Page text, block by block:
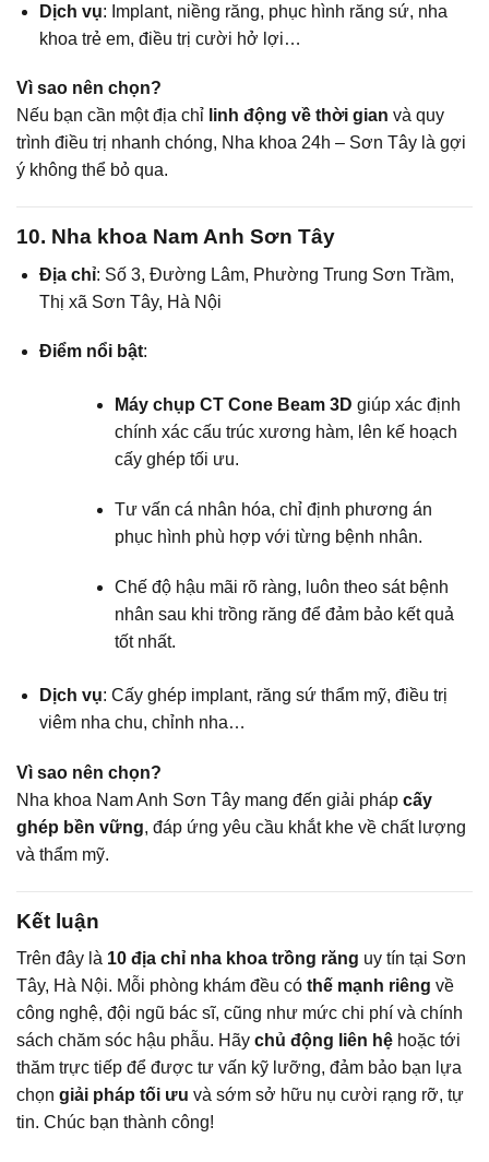
Dịch vụ: Implant, niềng răng, phục hình răng sứ, nha
khoa trẻ em, điều trị cười hở lợi…
Vì sao nên chọn?
Nếu bạn cần một địa chỉ linh động về thời gian và quy
trình điều trị nhanh chóng, Nha khoa 24h – Sơn Tây là gợi
ý không thể bỏ qua.
10. Nha khoa Nam Anh Sơn Tây
Địa chỉ: Số 3, Đường Lâm, Phường Trung Sơn Trầm,
Thị xã Sơn Tây, Hà Nội
Điểm nổi bật:
Máy chụp CT Cone Beam 3D giúp xác định
chính xác cấu trúc xương hàm, lên kế hoạch
cấy ghép tối ưu.
Tư vấn cá nhân hóa, chỉ định phương án
phục hình phù hợp với từng bệnh nhân.
Chế độ hậu mãi rõ ràng, luôn theo sát bệnh
nhân sau khi trồng răng để đảm bảo kết quả
tốt nhất.
Dịch vụ: Cấy ghép implant, răng sứ thẩm mỹ, điều trị
viêm nha chu, chỉnh nha…
Vì sao nên chọn?
Nha khoa Nam Anh Sơn Tây mang đến giải pháp cấy
ghép bền vững, đáp ứng yêu cầu khắt khe về chất lượng
và thẩm mỹ.
Kết luận
Trên đây là 10 địa chỉ nha khoa trồng răng uy tín tại Sơn
Tây, Hà Nội. Mỗi phòng khám đều có thế mạnh riêng về
công nghệ, đội ngũ bác sĩ, cũng như mức chi phí và chính
sách chăm sóc hậu phẫu. Hãy chủ động liên hệ hoặc tới
thăm trực tiếp để được tư vấn kỹ lưỡng, đảm bảo bạn lựa
chọn giải pháp tối ưu và sớm sở hữu nụ cười rạng rỡ, tự
tin. Chúc bạn thành công!